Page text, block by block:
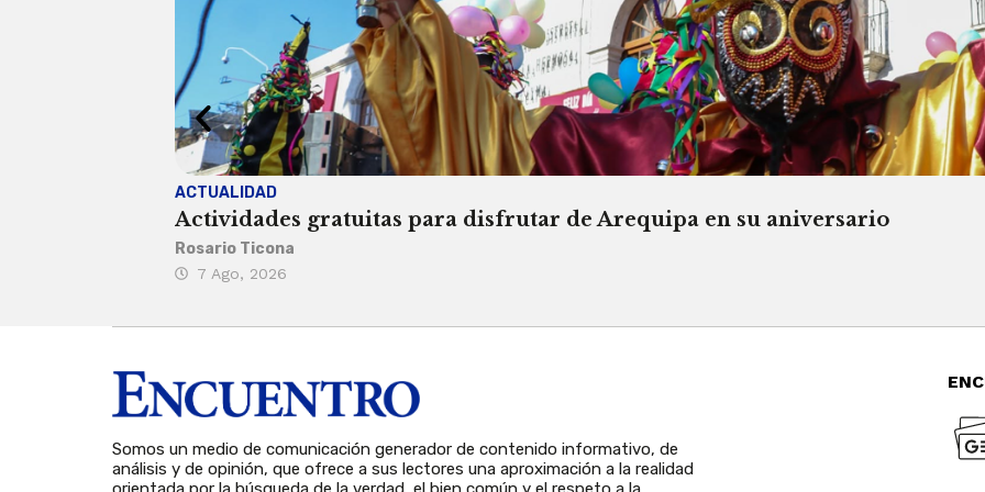
ACTUALIDAD
Actividades gratuitas para disfrutar de Arequipa en su aniversario
Rosario Ticona
7 Ago, 2026
Somos un medio de comunicación generador de contenido informativo, de
análisis y de opinión, que ofrece a sus lectores una aproximación a la realidad